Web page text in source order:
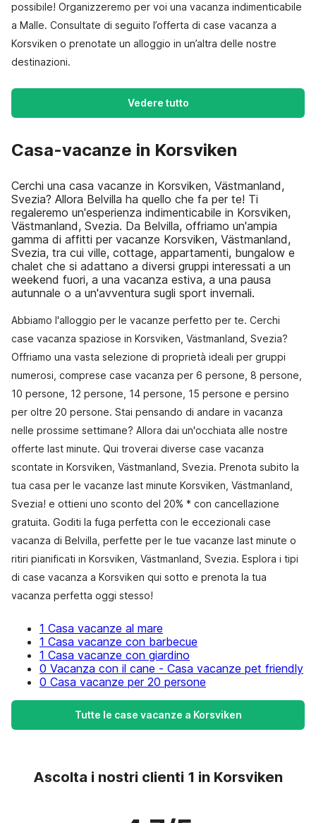
possibile! Organizzeremo per voi una vacanza indimenticabile
a Malle. Consultate di seguito l’offerta di case vacanza a
Korsviken o prenotate un alloggio in un’altra delle nostre
destinazioni.
Vedere tutto
Casa-vacanze in Korsviken
Cerchi una casa vacanze in Korsviken, Västmanland,
Svezia? Allora Belvilla ha quello che fa per te! Ti
regaleremo un'esperienza indimenticabile in Korsviken,
Västmanland, Svezia. Da Belvilla, offriamo un'ampia
gamma di affitti per vacanze Korsviken, Västmanland,
Svezia, tra cui ville, cottage, appartamenti, bungalow e
chalet che si adattano a diversi gruppi interessati a un
weekend fuori, a una vacanza estiva, a una pausa
autunnale o a un'avventura sugli sport invernali.
Abbiamo l'alloggio per le vacanze perfetto per te. Cerchi
case vacanza spaziose in Korsviken, Västmanland, Svezia?
Offriamo una vasta selezione di proprietà ideali per gruppi
numerosi, comprese case vacanza per 6 persone, 8 persone,
10 persone, 12 persone, 14 persone, 15 persone e persino
per oltre 20 persone. Stai pensando di andare in vacanza
nelle prossime settimane? Allora dai un'occhiata alle nostre
offerte last minute. Qui troverai diverse case vacanza
scontate in Korsviken, Västmanland, Svezia. Prenota subito la
tua casa per le vacanze last minute Korsviken, Västmanland,
Svezia! e ottieni uno sconto del 20% * con cancellazione
gratuita. Goditi la fuga perfetta con le eccezionali case
vacanza di Belvilla, perfette per le tue vacanze last minute o
ritiri pianificati in Korsviken, Västmanland, Svezia. Esplora i tipi
di case vacanza a Korsviken qui sotto e prenota la tua
vacanza perfetta oggi stesso!
1 Casa vacanze al mare
1 Casa vacanze con barbecue
1 Casa vacanze con giardino
0 Vacanza con il cane - Casa vacanze pet friendly
0 Casa vacanze per 20 persone
Tutte le case vacanze a Korsviken
Ascolta i nostri clienti 1 in Korsviken